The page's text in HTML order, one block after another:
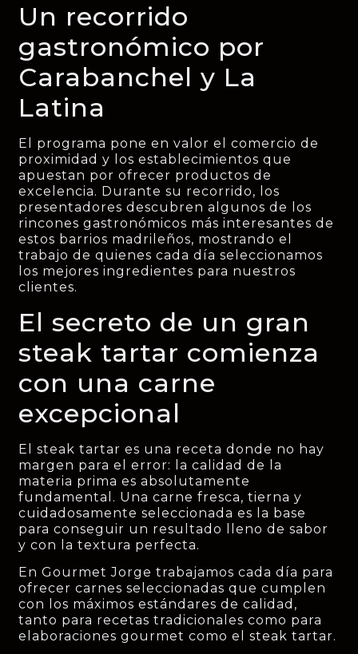
Un recorrido
gastronómico por
Carabanchel y La
Latina
El programa pone en valor el comercio de
proximidad y los establecimientos que
apuestan por ofrecer productos de
excelencia. Durante su recorrido, los
presentadores descubren algunos de los
rincones gastronómicos más interesantes de
estos barrios madrileños, mostrando el
trabajo de quienes cada día seleccionamos
los mejores ingredientes para nuestros
clientes.
El secreto de un gran
steak tartar comienza
con una carne
excepcional
El steak tartar es una receta donde no hay
margen para el error: la calidad de la
materia prima es absolutamente
fundamental. Una carne fresca, tierna y
cuidadosamente seleccionada es la base
para conseguir un resultado lleno de sabor
y con la textura perfecta.
En Gourmet Jorge trabajamos cada día para
ofrecer carnes seleccionadas que cumplen
con los máximos estándares de calidad,
tanto para recetas tradicionales como para
elaboraciones gourmet como el steak tartar.